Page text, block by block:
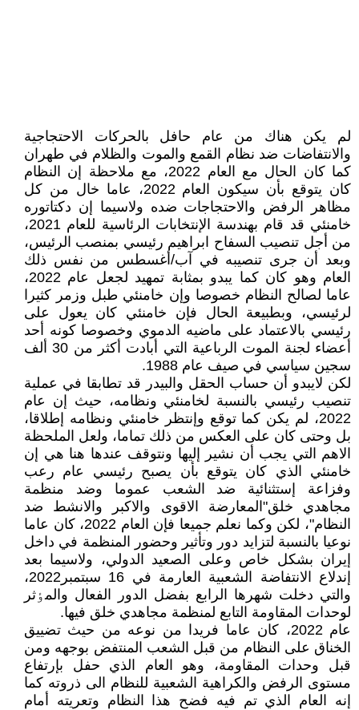
لم يکن هناك من عام حافل بالحرکات الاحتجاجية
والانتفاضات ضد نظام القمع والموت والظلام في طهران
کما کان الحال مع العام 2022، مع ملاحظة إن النظام
کان يتوقع بأن سيکون العام 2022، عاما خال من کل
مظاهر الرفض والاحتجاجات ضده ولاسيما إن دکتاتوره
خامنئي قد قام بهندسة الإنتخابات الرئاسية للعام 2021،
من أجل تنصيب السفاح ابراهيم رئيسي بمنصب الرئيس،
وبعد أن جرى تنصيبه في آب/أغسطس من نفس ذلك
العام وهو کان کما يبدو بمثابة تمهيد لجعل عام 2022،
عاما لصالح النظام خصوصا وإن خامنئي طبل وزمر کثيرا
لرئيسي، وبطبيعة الحال فإن خامنئي کان يعول على
رئيسي بالاعتماد على ماضيه الدموي وخصوصا کونه أحد
أعضاء لجنة الموت الرباعية التي أبادت أکثر من 30 ألف
سجين سياسي في صيف عام 1988.
لکن لايبدو أن حساب الحقل والبيدر قد تطابقا في عملية
تنصيب رئيسي بالنسبة لخامنئي ونظامه، حيث إن عام
2022، لم يکن کما توقع وإنتظر خامنئي ونظامه إطلاقا،
بل وحتى کان على العکس من ذلك تماما، ولعل الملحظة
الاهم التي يجب أن نشير إليها ونتوقف عندها هنا هي إن
خامنئي الذي کان يتوقع بأن يصبح رئيسي عام رعب
وفزاعة إستثنائية ضد الشعب عموما وضد منظمة
مجاهدي خلق"المعارضة الاقوى والاکبر والانشط ضد
النظام"، لکن وکما نعلم جميعا فإن العام 2022، کان عاما
نوعيا بالنسبة لتزايد دور وتأثير وحضور المنظمة في داخل
إيران بشکل خاص وعلى الصعيد الدولي، ولاسيما بعد
إندلاع الانتفاضة الشعبية العارمة في 16 سبتمبر2022،
والتي دخلت شهرها الرابع بفضل الدور الفعال والمٶثر
لوحدات المقاومة التابع لمنظمة مجاهدي خلق فيها.
عام 2022، کان عاما فريدا من نوعه من حيث تضييق
الخناق على النظام من قبل الشعب المنتفض بوجهه ومن
قبل وحدات المقاومة، وهو العام الذي حفل بإرتفاع
مستوى الرفض والکراهية الشعبية للنظام الى ذروته کما
إنه العام الذي تم فيه فضح هذا النظام وتعريته أمام